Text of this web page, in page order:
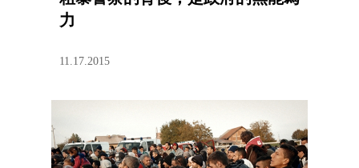
力
11.17.2015